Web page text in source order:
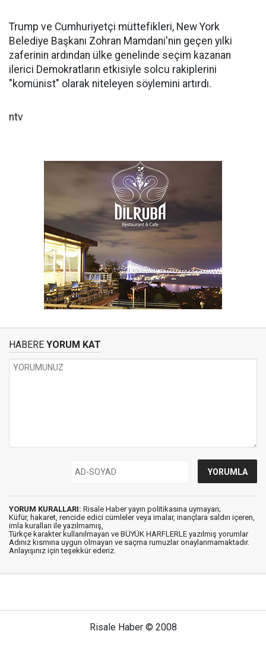
Trump ve Cumhuriyetçi müttefikleri, New York
Belediye Başkanı Zohran Mamdani'nin geçen yılki
zaferinin ardından ülke genelinde seçim kazanan
ilerici Demokratların etkisiyle solcu rakiplerini
"komünist" olarak niteleyen söylemini artırdı.
ntv
HABERE YORUM KAT
YORUM KURALLARI: Risale Haber yayın politikasına uymayan;
Küfür, hakaret, rencide edici cümleler veya imalar, inançlara saldırı içeren,
imla kuralları ile yazılmamış,
Türkçe karakter kullanılmayan ve BÜYÜK HARFLERLE yazılmış yorumlar
Adınız kısmına uygun olmayan ve saçma rumuzlar onaylanmamaktadır.
Anlayışınız için teşekkür ederiz.
Risale Haber © 2008